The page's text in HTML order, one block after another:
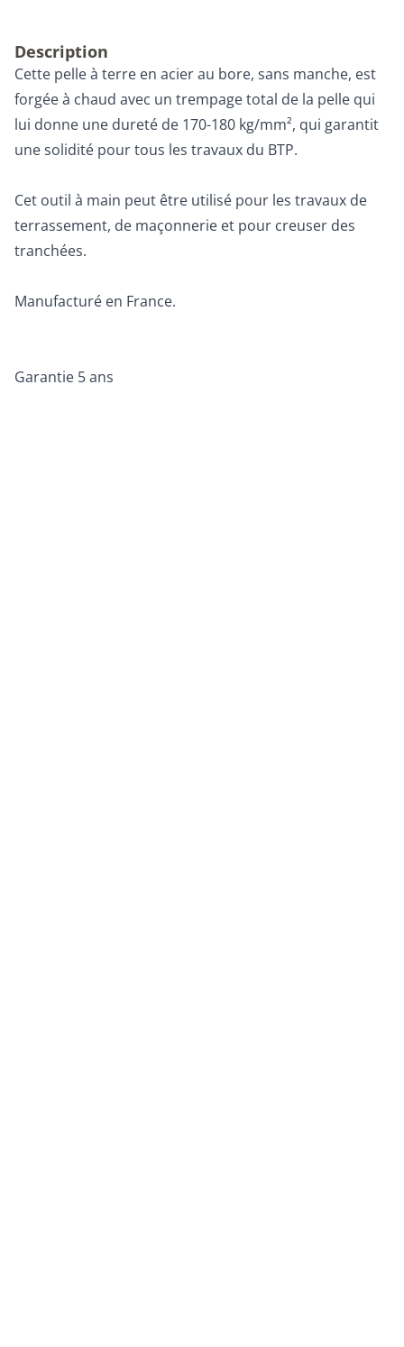
Description
Cette pelle à terre en acier au bore, sans manche, est
forgée à chaud avec un trempage total de la pelle qui
lui donne une dureté de 170-180 kg/mm², qui garantit
une solidité pour tous les travaux du BTP.
Cet outil à main peut être utilisé pour les travaux de
terrassement, de maçonnerie et pour creuser des
tranchées.
Manufacturé en France.
Garantie 5 ans